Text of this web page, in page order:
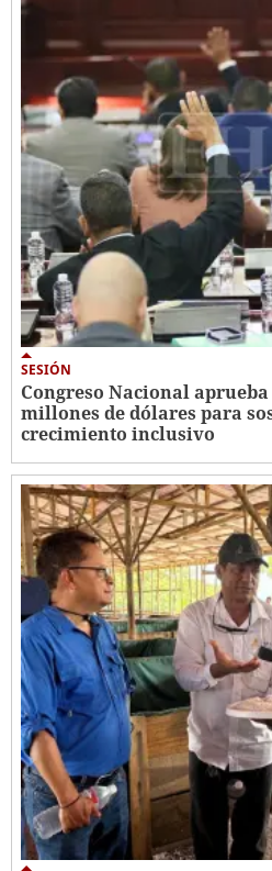
SESIÓN
Congreso Nacional
millones de dólares para
crecimiento inclusivo